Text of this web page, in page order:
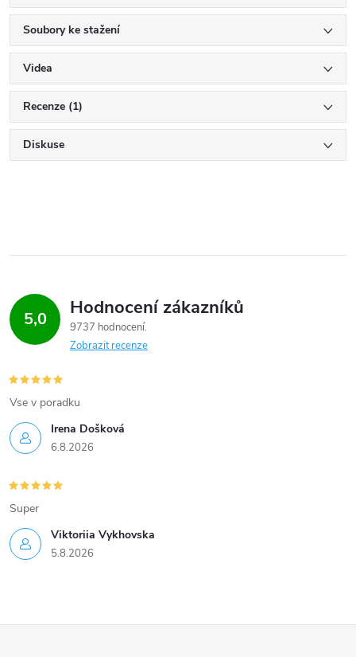
Soubory ke stažení
Videa
Recenze (1)
Diskuse
5,0 Hodnocení zákazníků
9737 hodnocení
Zobrazit recenze
Irena Došková
6.8.2026
Vse v poradku
Viktoriia Vykhovska
5.8.2026
Super